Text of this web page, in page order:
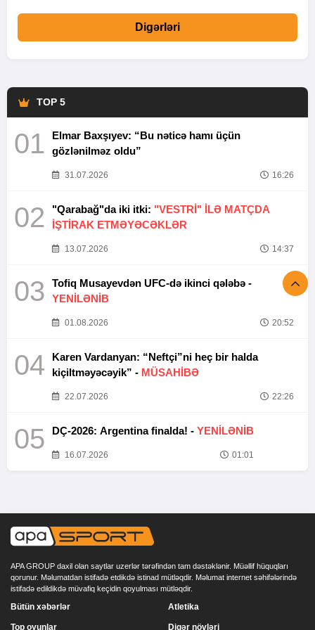
Digərləri
TOP 5
01
Elmar Baxşıyev: “Bu nəticə hamı üçün
gözlənilməz oldu”
31.07.2026 16:26
02 "Qarabağ"da iki itki: "VESTRİ" İLƏ MATÇDA
İŞTİRAK ETMƏYƏCƏKLƏR
13.07.2026 14:37
03
Tofiq Musayevdən UFC-də ikinci qələbə -
YENİLƏNİB
01.08.2026 20:52
04
Karen Vardanyan: “Neftçi”ni heç bir halda
kiçiltməyəcəyik” - MÜSAHİBƏ
22.07.2026 22:26
05 DÇ-2026: Argentina finalda! - YENİLƏNİB
16.07.2026 01:01
APA GROUP daxil olan saytlar uzerlər tərəfindən tam dəstəklənir. Müəllif hüquqları
qorunur. Məlumatdan istifadə etdikdə istinad mütləqdir. Məlumat internet səhifələrində
istifadə edildikdə müvafiq keçidin qoyulması mütləqdir.
Bütün xəbərlər
Top oyunlar
Atletika
Digər növləri